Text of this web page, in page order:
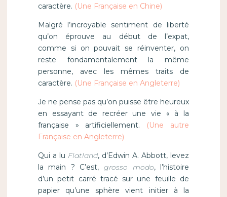
caractère. (Une Française en Chine)
Malgré l’incroyable sentiment de liberté
qu’on éprouve au début de l’expat,
comme si on pouvait se réinventer, on
reste fondamentalement la même
personne, avec les mêmes traits de
caractère. (Une Française en Angleterre)
Je ne pense pas qu’on puisse être heureux
en essayant de recréer une vie « à la
française » artificiellement. (Une autre
Française en Angleterre)
Qui a lu Flatland, d’Edwin A. Abbott, levez
la main ? C’est,grosso modo, l’histoire
d’un petit carré tracé sur une feuille de
papier qu’une sphère vient initier à la